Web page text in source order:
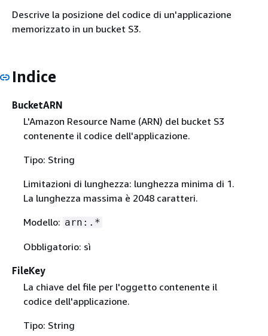
Descrive la posizione del codice di un'applicazione
memorizzato in un bucket S3.
Indice
BucketARN
L'Amazon Resource Name (ARN) del bucket S3
contenente il codice dell'applicazione.
Tipo: String
Limitazioni di lunghezza: lunghezza minima di 1.
La lunghezza massima è 2048 caratteri.
Modello: arn:.*
Obbligatorio: sì
FileKey
La chiave del file per l'oggetto contenente il
codice dell'applicazione.
Tipo: String